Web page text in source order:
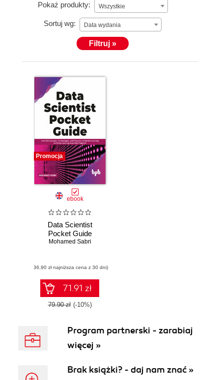
Pokaż produkty: Wszystkie
Sortuj wg: Data wydania
Filtruj »
Promocja
ebook
Data Scientist
Pocket Guide
Mohamed Sabri
(36,90 zł najniższa cena z 30 dni)
71.91 zł
79.90 zł (-10%)
Program partnerski - zarabiaj
więcej »
Brak książki? - daj nam znać »